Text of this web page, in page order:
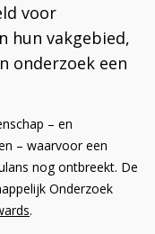
voor
hun vakgebied,
onderzoek een
– en
– waarvoor een
nog ontbreekt. De
Onderzoek
.